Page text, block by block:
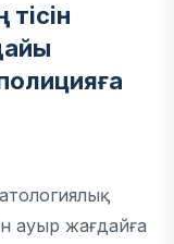
ауыр жағдайға